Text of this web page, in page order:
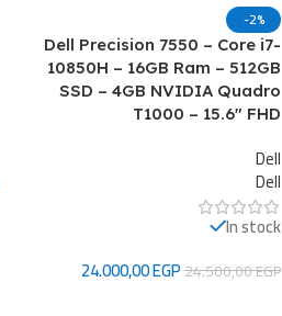
-2%
Dell Precision 7550 – Core i7-
10850H – 16GB Ram – 512GB
SSD – 4GB NVIDIA Quadro
T1000 – 15.6″ FHD
Dell
Dell
In stock
24.500,00EGP
24.000,00EGP